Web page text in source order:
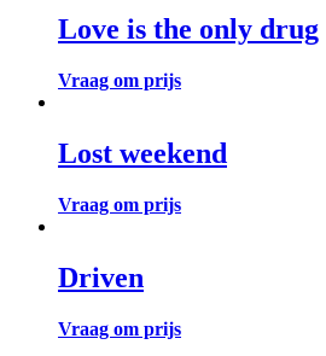
Love is the only drug
Vraag om prijs
Lost weekend
Vraag om prijs
Driven
Vraag om prijs